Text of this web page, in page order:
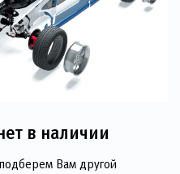
в наличии
Вам другой